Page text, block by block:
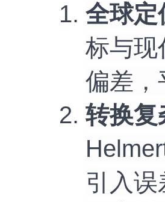
全球定
标与现
偏差，
转换复
引入误